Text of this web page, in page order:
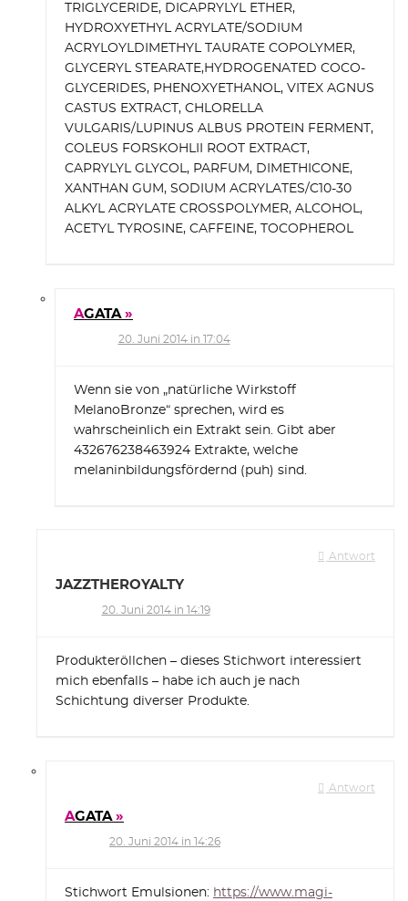
TRIGLYCERIDE, DICAPRYLYL ETHER,
HYDROXYETHYL ACRYLATE/SODIUM
ACRYLOYLDIMETHYL TAURATE COPOLYMER,
GLYCERYL STEARATE,HYDROGENATED COCO-
GLYCERIDES, PHENOXYETHANOL, VITEX AGNUS
CASTUS EXTRACT, CHLORELLA
VULGARIS/LUPINUS ALBUS PROTEIN FERMENT,
COLEUS FORSKOHLII ROOT EXTRACT,
CAPRYLYL GLYCOL, PARFUM, DIMETHICONE,
XANTHAN GUM, SODIUM ACRYLATES/C10-30
ALKYL ACRYLATE CROSSPOLYMER, ALCOHOL,
ACETYL TYROSINE, CAFFEINE, TOCOPHEROL
AGATA
20. Juni 2014 in 17:04
Wenn sie von „natürliche Wirkstoff
MelanoBronze“ sprechen, wird es
wahrscheinlich ein Extrakt sein. Gibt aber
432676238463924 Extrakte, welche
melaninbildungsfördernd (puh) sind.
Antwort
JAZZTHEROYALTY
20. Juni 2014 in 14:19
Produkteröllchen – dieses Stichwort interessiert
mich ebenfalls – habe ich auch je nach
Schichtung diverser Produkte.
Antwort
AGATA
20. Juni 2014 in 14:26
Stichwort Emulsionen: https://www.magi-